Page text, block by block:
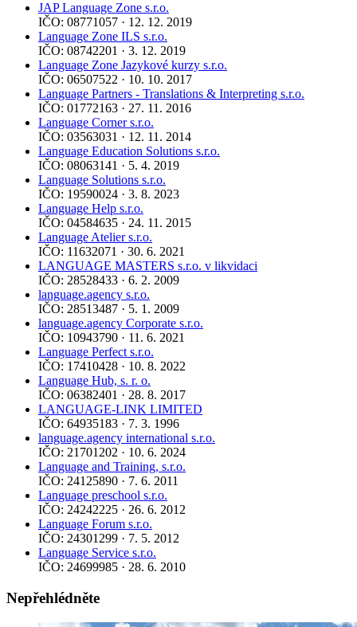
JAP Language Zone s.r.o.
IČO: 08771057 · 12. 12. 2019
Language Zone ILS s.r.o.
IČO: 08742201 · 3. 12. 2019
Language Zone Jazykové kurzy s.r.o.
IČO: 06507522 · 10. 10. 2017
Language Partners - Translations & Interpreting s.r.o.
IČO: 01772163 · 27. 11. 2016
Language Corner s.r.o.
IČO: 03563031 · 12. 11. 2014
Language Education Solutions s.r.o.
IČO: 08063141 · 5. 4. 2019
Language Solutions s.r.o.
IČO: 19590024 · 3. 8. 2023
Language Help s.r.o.
IČO: 04584635 · 24. 11. 2015
Language Atelier s.r.o.
IČO: 11632071 · 30. 6. 2021
LANGUAGE MASTERS s.r.o. v likvidaci
IČO: 28528433 · 6. 2. 2009
language.agency s.r.o.
IČO: 28513487 · 5. 1. 2009
language.agency Corporate s.r.o.
IČO: 10943790 · 11. 6. 2021
Language Perfect s.r.o.
IČO: 17410428 · 10. 8. 2022
Language Hub, s. r. o.
IČO: 06382401 · 28. 8. 2017
LANGUAGE-LINK LIMITED
IČO: 64935183 · 7. 3. 1996
language.agency international s.r.o.
IČO: 21701202 · 10. 6. 2024
Language and Training, s.r.o.
IČO: 24125890 · 7. 6. 2011
Language preschool s.r.o.
IČO: 24242225 · 26. 6. 2012
Language Forum s.r.o.
IČO: 24301299 · 7. 5. 2012
Language Service s.r.o.
IČO: 24699985 · 28. 6. 2010
Nepřehlédněte